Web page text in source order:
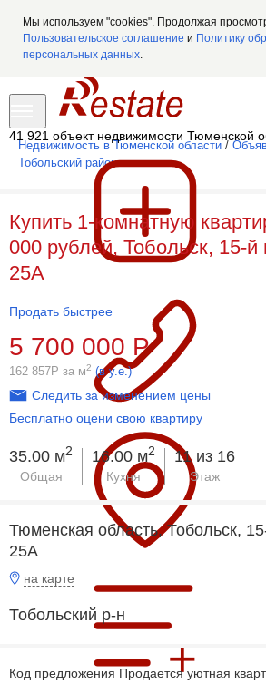
Мы используем "cookies". Продолжая
Пользовательское соглашение и Политику
персональных данных.
41 921 объект недвижимости Тюменской
Недвижимость в Тюменской области /
Тобольский район
Купить 1-комнатную
000 рублей, Тобольск, 15-й
25А
Продать быстрее
5 700 000 Р
162 857Р за м2 (в у.е.)
Следить за изменением цены
Бесплатно оцени свою квартиру
35.00 м2
Общая
16.00 м2
Кухня
11 из 16
Этаж
Тюменская область, Тобольск,
25А
на карте
Тобольский р-н
Код предложения Продается уютная